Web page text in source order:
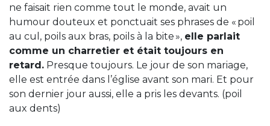
ne faisait rien comme tout le monde, avait un
humour douteux et ponctuait ses phrases de « poil
au cul, poils aux bras, poils à la bite », elle parlait
comme un charretier et était toujours en
retard. Presque toujours. Le jour de son mariage,
elle est entrée dans l’église avant son mari. Et pour
son dernier jour aussi, elle a pris les devants. (poil
aux dents)